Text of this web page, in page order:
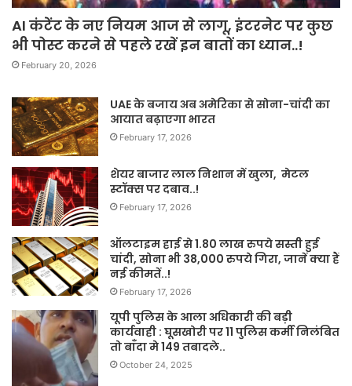
AI कंटेंट के नए नियम आज से लागू, इंटरनेट पर कुछ
भी पोस्ट करने से पहले रखें इन बातों का ध्यान..!
February 20, 2026
UAE के बजाय अब अमेरिका से सोना-चांदी का
आयात बढ़ाएगा भारत
February 17, 2026
शेयर बाजार लाल निशान में खुला, मेटल
स्टॉक्स पर दबाव..!
February 17, 2026
ऑलटाइम हाई से 1.80 लाख रुपये सस्ती हुई
चांदी, सोना भी 38,000 रुपये गिरा, जानें क्या हैं
नई कीमतें..!
February 17, 2026
यूपी पुलिस के आला अधिकारी की बड़ी
कार्यवाही : घूसखोरी पर 11 पुलिस कर्मी निलंबित
तो बाँदा मे 149 तबादले..
October 24, 2025